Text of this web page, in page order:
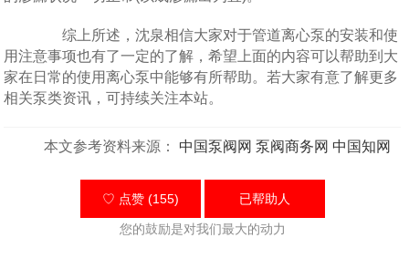
综上所述，沈泉相信大家对于管道离心泵的安装和使
用注意事项也有了一定的了解，希望上面的内容可以帮助到大
家在日常的使用离心泵中能够有所帮助。若大家有意了解更多
相关泵类资讯，可持续关注本站。
本文参考资料来源： 中国泵阀网 泵阀商务网 中国知网
♡ 点赞 (155) 已帮助人
您的鼓励是对我们最大的动力